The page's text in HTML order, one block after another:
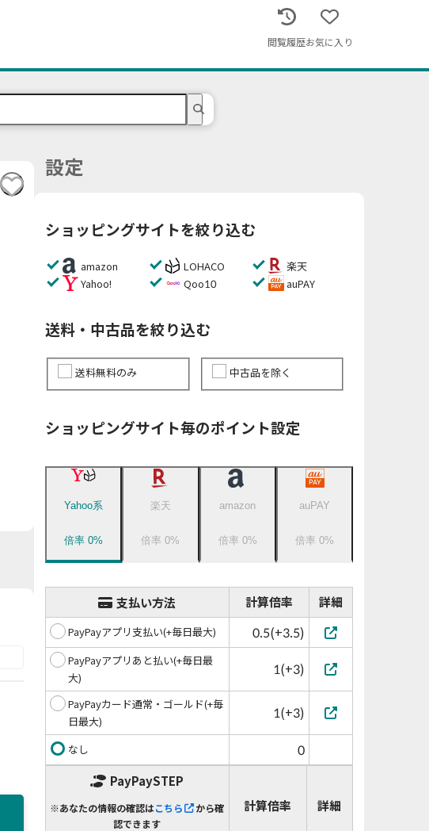
閲覧履歴お気に入り
設定
ショッピングサイトを絞り込む
amazon LOHACO
楽天
Yahoo!
Qoo10 auPAY
送料・中古品を絞り込む
送料無料のみ 中古品を除く
ショッピングサイト毎のポイント設定
Yahoo系
倍率0%
楽天
倍率0%
amazon
倍率 0%
auPAY
倍率0%
支払い方法 計算倍率 詳細
PayPayアプリ支払い(+毎日最大) 0.5(+3.5)
PayPayアプリあと払い(+毎日最
大)
1(+3)
PayPayカード通常・ゴールド(+毎
日最大)
1(+3)
なし 0
PayPaySTEP
※あなたの情報の確認はこちら
から確
認できます
計算倍率 詳細